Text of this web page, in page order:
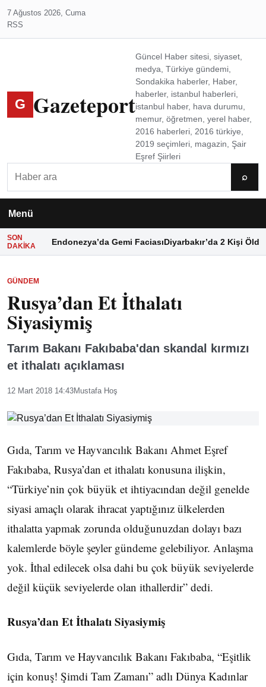
7 Ağustos 2026, Cuma
RSS
G Gazeteport
Güncel Haber sitesi, siyaset,
medya, Türkiye gündemi,
Sondakika haberler, Haber,
haberler, istanbul haberleri,
istanbul haber, hava durumu,
memur, öğretmen, yerel haber,
2016 haberleri, 2016 türkiye,
2019 seçimleri, magazin, Şair
Eşref Şiirleri
⌕
Menü
SON
DAKIKA
Endonezya’da Gemi FaciasıDiyarbakır’da 2 Kişi Öldü
GÜNDEM
Rusya’dan Et İthalatı
Siyasiymiş
Tarım Bakanı Fakıbaba'dan skandal kırmızı
et ithalatı açıklaması
12 Mart 2018 14:43Mustafa Hoş
Gıda, Tarım ve Hayvancılık Bakanı Ahmet Eşref
Fakıbaba, Rusya’dan et ithalatı konusuna ilişkin,
“Türkiye’nin çok büyük et ihtiyacından değil genelde
siyasi amaçlı olarak ihracat yaptığınız ülkelerden
ithalatta yapmak zorunda olduğunuzdan dolayı bazı
kalemlerde böyle şeyler gündeme gelebiliyor. Anlaşma
yok. İthal edilecek olsa dahi bu çok büyük seviyelerde
değil küçük seviyelerde olan ithallerdir” dedi.
Rusya’dan Et İthalatı Siyasiymiş
Gıda, Tarım ve Hayvancılık Bakanı Fakıbaba, “Eşitlik
için konuş! Şimdi Tam Zamanı” adlı Dünya Kadınlar